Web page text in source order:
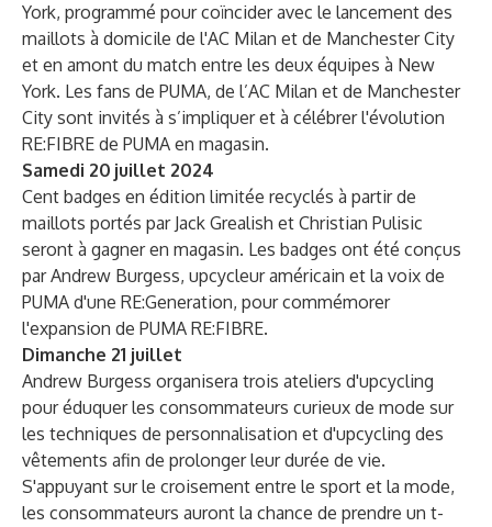
York, programmé pour coïncider avec le lancement des
maillots à domicile de l'AC Milan et de Manchester City
et en amont du match entre les deux équipes à New
York. Les fans de PUMA, de l’AC Milan et de Manchester
City sont invités à s’impliquer et à célébrer l'évolution
RE:FIBRE de PUMA en magasin.
Samedi 20 juillet 2024
Cent badges en édition limitée recyclés à partir de
maillots portés par Jack Grealish et Christian Pulisic
seront à gagner en magasin. Les badges ont été conçus
par Andrew Burgess, upcycleur américain et la voix de
PUMA d'une RE:Generation, pour commémorer
l'expansion de PUMA RE:FIBRE.
Dimanche 21 juillet
Andrew Burgess organisera trois ateliers d'upcycling
pour éduquer les consommateurs curieux de mode sur
les techniques de personnalisation et d'upcycling des
vêtements afin de prolonger leur durée de vie.
S'appuyant sur le croisement entre le sport et la mode,
les consommateurs auront la chance de prendre un t-